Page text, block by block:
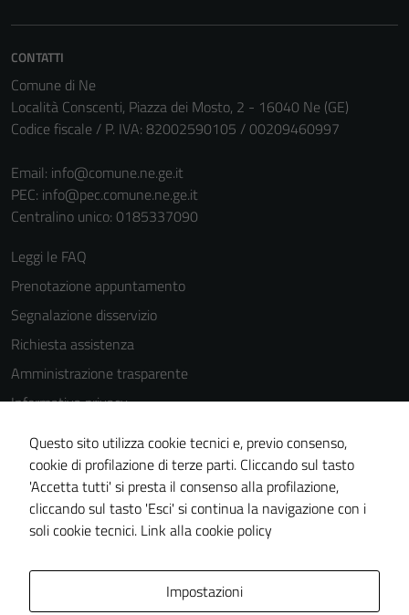
CONTATTI
Comune di Ne
Località Conscenti, Piazza dei Mosto, 2 - 16040 Ne (GE)
Codice fiscale / P. IVA: 82002590105 / 00209460997
Email: info@comune.ne.ge.it
PEC: info@pec.comune.ne.ge.it
Centralino unico: 0185337090
Leggi le FAQ
Prenotazione appuntamento
Segnalazione disservizio
Richiesta assistenza
Amministrazione trasparente
Informativa privacy
Cookie Policy
Note legali
Dichiarazione di accessibilità
Piano di miglioramento del sito
Questo sito utilizza cookie tecnici e, previo consenso,
cookie di profilazione di terze parti. Cliccando sul tasto
'Accetta tutti' si presta il consenso alla profilazione,
cliccando sul tasto 'Esci' si continua la navigazione con i
soli cookie tecnici. Link alla cookie policy
Impostazioni
Questi cookie
sono necessari